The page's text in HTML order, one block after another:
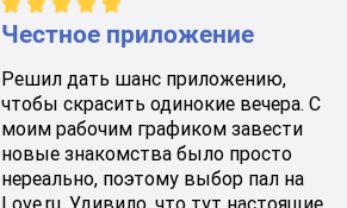
Честное приложение
Решил дать шанс приложению,
чтобы скрасить одинокие вечера. С
моим рабочим графиком завести
новые знакомства было просто
нереально, поэтому выбор пал на
Love.ru. Удивило, что тут настоящие